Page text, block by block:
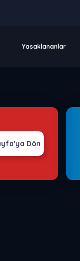
Yasaklananlar
Dön